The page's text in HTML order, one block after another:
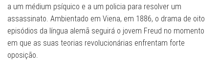
a um médium psíquico e a um policia para resolver um
assassinato. Ambientado em Viena, em 1886, o drama de oito
episódios da língua alemã seguirá o jovem Freud no momento
em que as suas teorias revolucionárias enfrentam forte
oposição.